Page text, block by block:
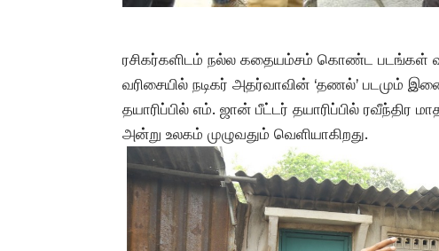
ரசிகர்களிடம் நல்ல கதையம்சம் கொண்ட படங்கள்
வரிசையில் நடிகர் அதர்வாவின் ‘தணல்’ படமும்
தயாரிப்பில் எம். ஜான் பீட்டர் தயாரிப்பில் ரவீந்திர
அன்று உலகம் முழுவதும் வெளியாகிறது.